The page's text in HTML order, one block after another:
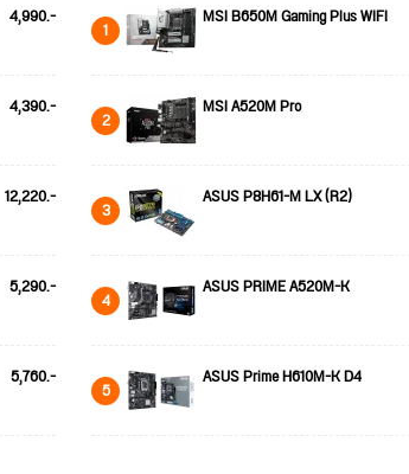
4,990.-
4,390.-
12,220.-
5,290.-
5,760.-
1 MSI B650M Gaming Plus WIFI
2 MSI A520M Pro
3 ASUS P8H61-M LX (R2)
4 ASUS PRIME A520M-K
5 ASUS Prime H610M-K D4